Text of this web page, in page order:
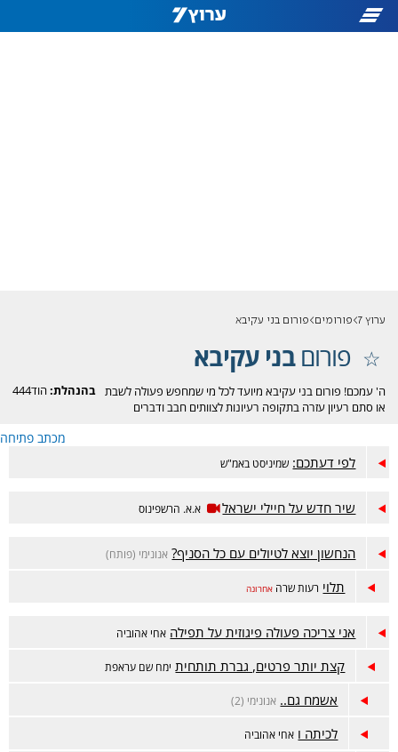
ערוץ 7 פורומים פורום בני עקיבא
פורוםבני עקיבא
בהנהלת:הוד444
ה' עמכם! פורום בני עקיבא מיועד לכל מי שמחפש פעולה לשבת
או סתם רעיון עזרה בתקופה רעיונות לצוותים חבב ודברים
מכתב פתיחה
לפי דעתכם: שמיניסט באמ"ש
שיר חדש על חיילי ישראל א.א. הרשפינוס
הנחשון יוצא לטיולים עם כל הסניף? אנונימי (פותח)
תלוי רעות שרה אחרונה
אני צריכה פעולה פיגוזית על תפילה אחי אהוביה
קצת יותר פרטים, גברת תותחית ימח שם עראפת
אשמח גם.. אנונימי (2)
לכיתה ו אחי אהוביה